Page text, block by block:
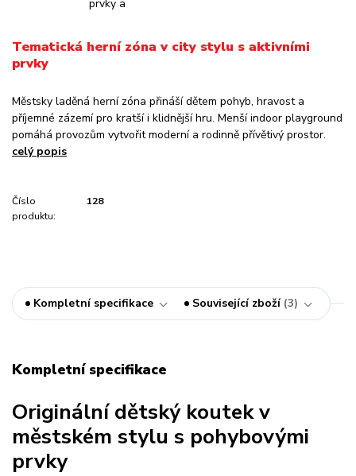
Tematická herní zóna v city stylu s aktivními
prvky
Městsky laděná herní zóna přináší dětem pohyb, hravost a
příjemné zázemí pro kratší i klidnější hru. Menší indoor playground
pomáhá provozům vytvořit moderní a rodinně přívětivý prostor.
celý popis
Číslo
produktu:
128
Kompletní specifikace Související zboží 3
Kompletní specifikace
Originální dětský koutek v
městském stylu s pohybovými
prvky